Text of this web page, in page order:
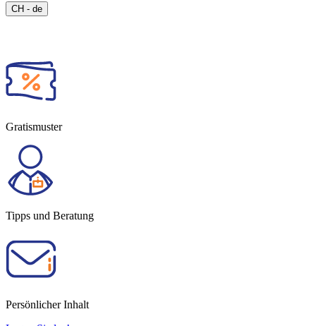
CH - de
Gratismuster
Tipps und Beratung
Persönlicher Inhalt